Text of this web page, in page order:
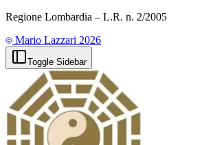
Regione Lombardia – L.R. n. 2/2005
Mario Lazzari 2026
Toggle Sidebar